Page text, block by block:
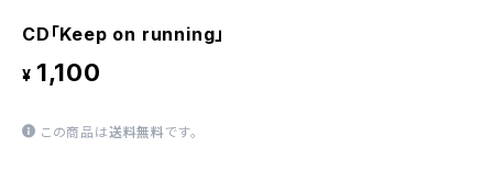
CD「Keep on running」
¥ 1,100
この商品は送料無料です。